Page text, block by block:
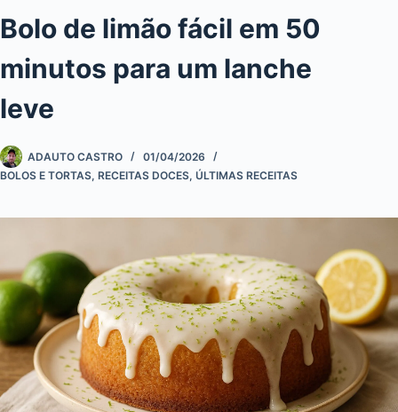
Bolo de limão fácil em 50
minutos para um lanche
leve
ADAUTO CASTRO
01/04/2026
BOLOS E TORTAS, RECEITAS DOCES, ÚLTIMAS RECEITAS